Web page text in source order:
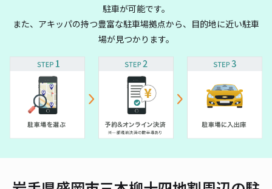
駐車が可能です。
また、アキッパの持つ豊富な駐車場拠点から、目的地に近い駐車
場が見つかります。